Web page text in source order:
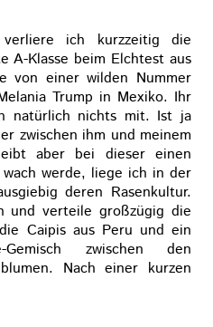
ich kurzzeitig die
A-Klasse beim Elchtest aus
von einer wilden Nummer
Trump in Mexiko. Ihr
natürlich nichts mit. Ist ja
zwischen ihm und meinem
aber bei dieser einen
werde, liege ich in der
deren Rasenkultur.
und verteile großzügig die
Caipis aus Peru und ein
Gemisch zwischen den
Nach einer kurzen